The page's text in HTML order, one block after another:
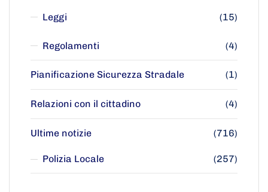
Leggi (15)
Regolamenti (4)
Pianificazione Sicurezza Stradale (1)
Relazioni con il cittadino (4)
Ultime notizie (716)
Polizia Locale (257)